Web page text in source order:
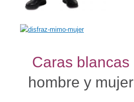
Caras blancas
hombre y mujer